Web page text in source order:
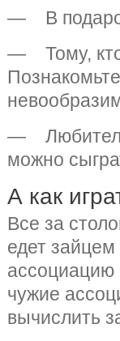
— В
— Тому, кто
—
можно
А как
Все за
едет
ассоциацию
чужие
вычислить